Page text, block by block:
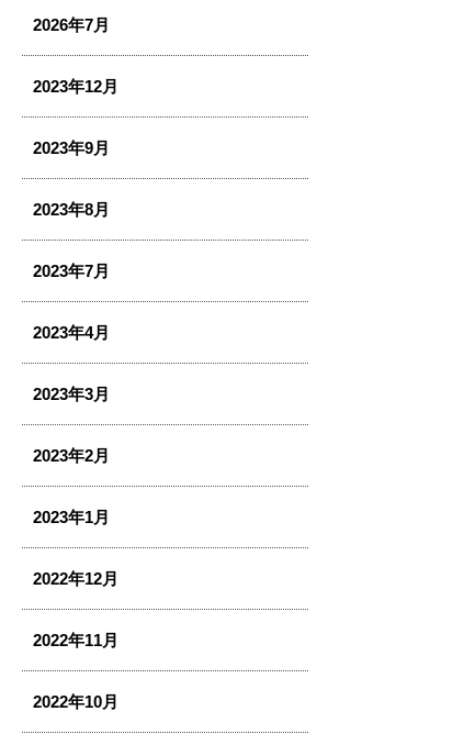
2026年7月
2023年12月
2023年9月
2023年8月
2023年7月
2023年4月
2023年3月
2023年2月
2023年1月
2022年12月
2022年11月
2022年10月